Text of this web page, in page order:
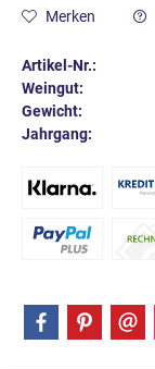
Merken
Artikel-Nr.:
Weingut:
Gewicht:
Jahrgang: